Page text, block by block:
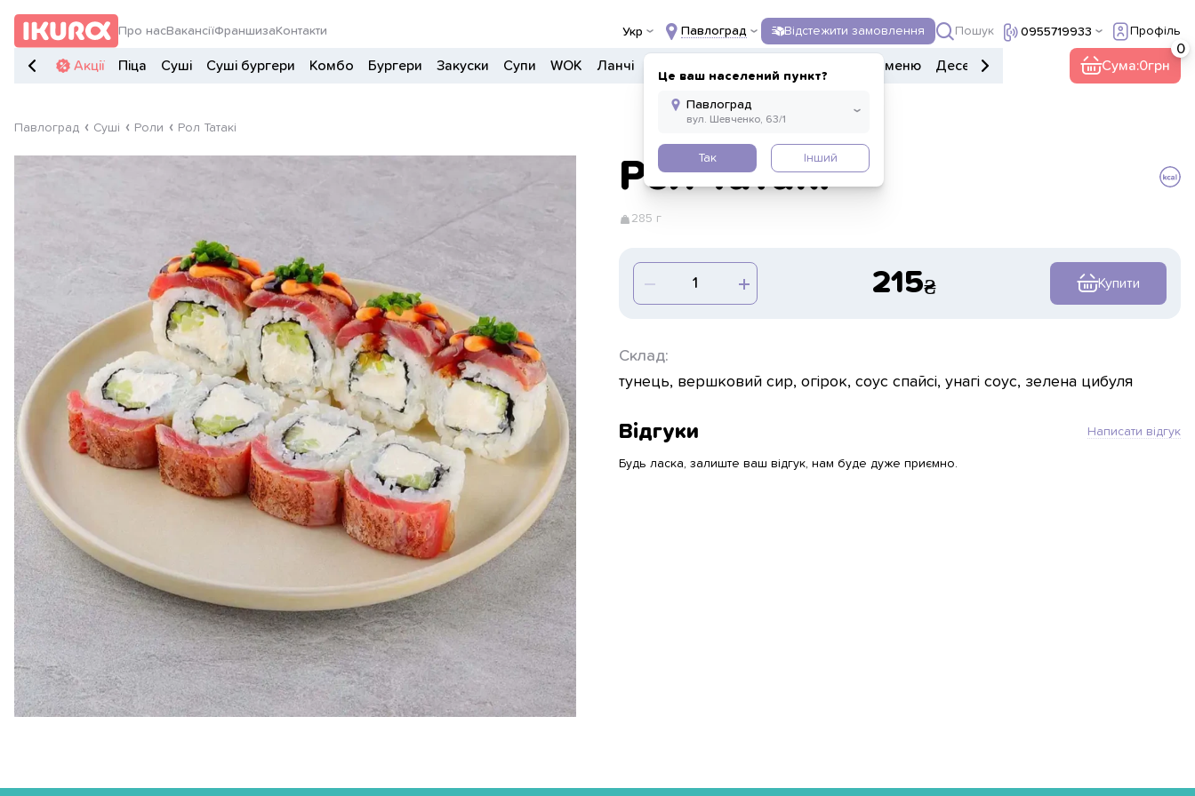
Про насВакансіїФраншиза Контакти Укр Павлоград
Це ваш населений пункт?
Так Інший
Відстежити замовлення Пошук 0955719933 Профіль
Акції Піца Суші Суші бургери Комбо Бургери Закуски Супи WOK Ланчі Дитяче меню Десерти Інше Кава
Сума:0
Павлоград Суші Роли Рол Татакі
Рол Татакі
285 г
215 Купити
Склад:
тунець, вершковий сир, огірок, соус спайсі, унагі соус, зелена цибуля
Відгуки Написати відгук
Будь ласка, залиште ваш відгук, нам буде дуже приємно.